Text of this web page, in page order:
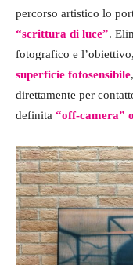
percorso artistico lo
“scrittura di luce”.
fotografico e
superficie fotosensibile
direttamente per
definita “off-camera”